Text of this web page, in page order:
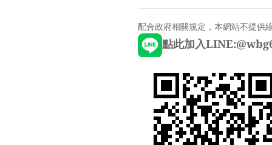
配合政府相關規定，本網站不提供
點此加入